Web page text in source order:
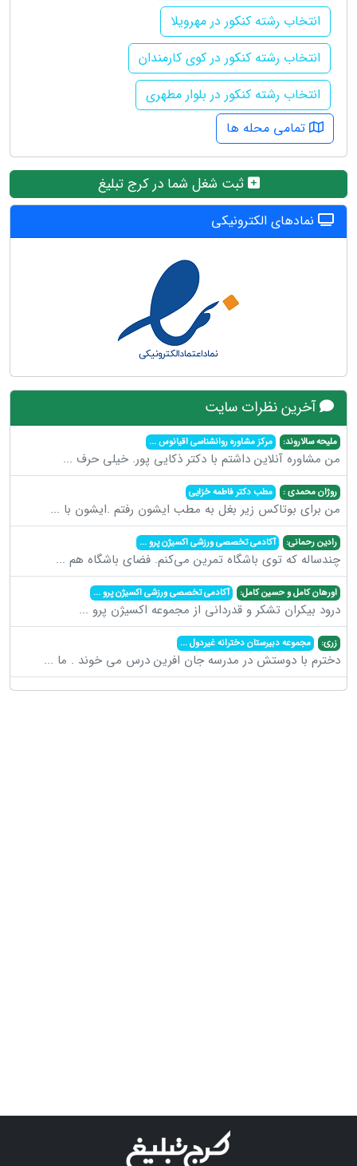
انتخاب رشته کنکور در مهرویلا
انتخاب رشته کنکور در کوی کارمندان
انتخاب رشته کنکور در بلوار مطهری
تمامی محله ها
ثبت شغل شما در کرج تبلیغ
نمادهای الکترونیکی
آخرین نظرات سایت
ملیحه سالاروند: مرکز مشاوره روانشناسی اقیانوس...
من مشاوره آنلاین داشتم با دکتر ذکایی پور. خیلی حرف ...
روژان محمدی : مطب دکتر فاطمه خزایی
من برای بوتاکس زیر بغل به مطب ایشون رفتم .ایشون با ...
رادین رحمانی: آکادمی تخصصی ورزشی اکسیژن پرو...
چندساله که توی باشگاه تمرین می‌کنم. فضای باشگاه هم ...
اورهان کامل و حسین کامل: آکادمی تخصصی ورزشی اکسیژن پرو...
درود بیکران تشکر و قدردانی از مجموعه اکسیژن پرو ...
زری: مجموعه دبیرستان دخترانه غیردول...
دخترم با دوستش در مدرسه جان افرین درس می خوند . ما ...